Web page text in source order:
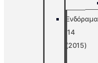
Ενδόραμα
’14
(2015)